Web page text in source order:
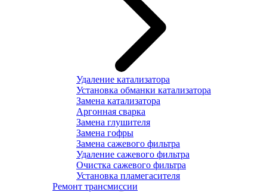
Удаление катализатора
Установка обманки катализатора
Замена катализатора
Аргонная сварка
Замена глушителя
Замена гофры
Замена сажевого фильтра
Удаление сажевого фильтра
Очистка сажевого фильтра
Установка пламегасителя
Ремонт трансмиссии